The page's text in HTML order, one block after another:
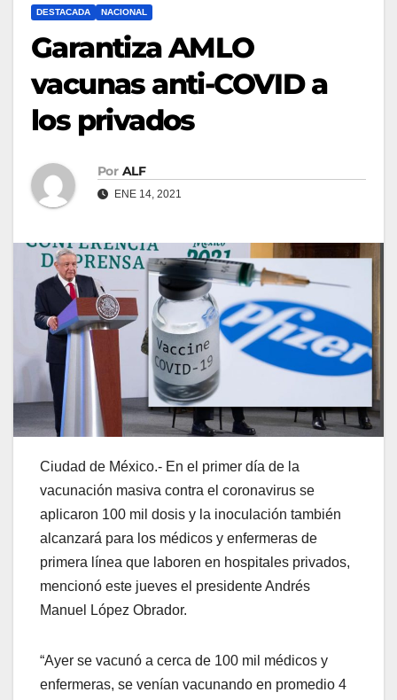
DESTACADA NACIONAL
Garantiza AMLO
vacunas anti-COVID a
los privados
Por ALF
ENE 14, 2021
Ciudad de México.- En el primer día de la
vacunación masiva contra el coronavirus se
aplicaron 100 mil dosis y la inoculación también
alcanzará para los médicos y enfermeras de
primera línea que laboren en hospitales privados,
mencionó este jueves el presidente Andrés
Manuel López Obrador.
“Ayer se vacunó a cerca de 100 mil médicos y
enfermeras, se venían vacunando en promedio 4